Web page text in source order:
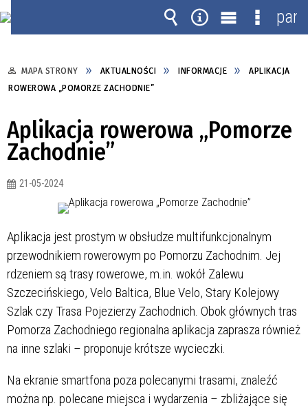
MAPA STRONY AKTUALNOŚCI INFORMACJE
APLIKACJA
ROWEROWA „POMORZE ZACHODNIE”
Aplikacja rowerowa „Pomorze
Zachodnie”
21-05-2024
Aplikacja jest prostym w obsłudze multifunkcjonalnym
przewodnikiem rowerowym po Pomorzu Zachodnim. Jej
rdzeniem są trasy rowerowe, m.in. wokół Zalewu
Szczecińskiego, Velo Baltica, Blue Velo, Stary Kolejowy
Szlak czy Trasa Pojezierzy Zachodnich. Obok głównych tras
Pomorza Zachodniego regionalna aplikacja zaprasza również
na inne szlaki – proponuje krótsze wycieczki.
Na ekranie smartfona poza polecanymi trasami, znaleźć
można np. polecane miejsca i wydarzenia – zbliżające się
Wyszukiwarka
Narzędzia
MenuMenu